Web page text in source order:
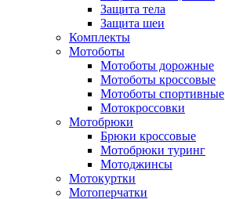
Защита тела
Защита шеи
Комплекты
Мотоботы
Мотоботы дорожные
Мотоботы кроссовые
Мотоботы спортивные
Мотокроссовки
Мотобрюки
Брюки кроссовые
Мотобрюки туринг
Мотоджинсы
Мотокуртки
Мотоперчатки